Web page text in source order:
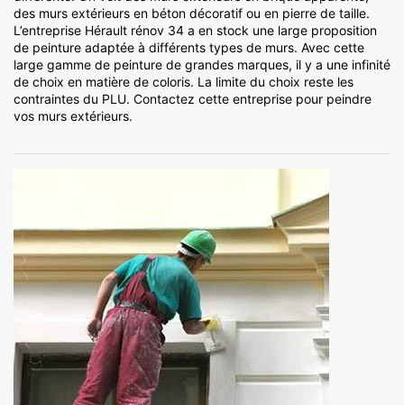
des murs extérieurs en béton décoratif ou en pierre de taille.
L’entreprise Hérault rénov 34 a en stock une large proposition
de peinture adaptée à différents types de murs. Avec cette
large gamme de peinture de grandes marques, il y a une infinité
de choix en matière de coloris. La limite du choix reste les
contraintes du PLU. Contactez cette entreprise pour peindre
vos murs extérieurs.